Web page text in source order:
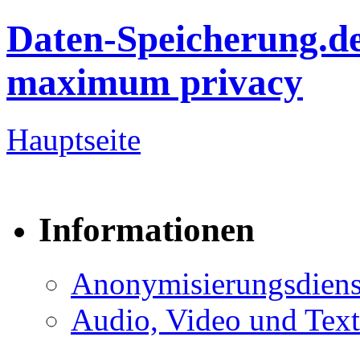
Daten-
maximum privacy
Hauptseite
Informationen
Audio, Video und Text